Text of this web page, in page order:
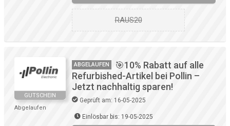
RAUS20
GUTSCHEIN
Abgelaufen
ABGELAUFEN
🎯10% Rabatt auf alle
Refurbished-Artikel bei Pollin –
Jetzt nachhaltig sparen!
Geprüft am: 16-05-2025
Einlösbar bis: 19-05-2025